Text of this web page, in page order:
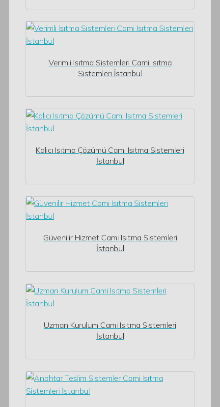
Verimli Isıtma Sistemleri Cami Isıtma
Sistemleri İstanbul
Kalıcı Isıtma Çözümü Cami Isıtma Sistemleri
İstanbul
Güvenilir Hizmet Cami Isıtma Sistemleri
İstanbul
Uzman Kurulum Cami Isıtma Sistemleri
İstanbul